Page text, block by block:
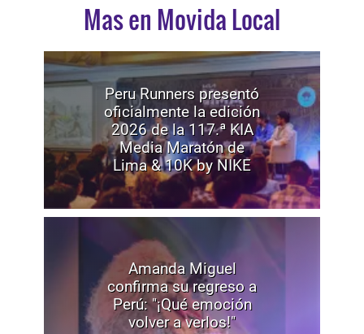
Mas en Movida Local
Peru Runners presentó
oficialmente la edición
2026 de la 117.ª KIA
Media Maratón de
Lima & 10K by NIKE
Amanda Miguel
confirma su regreso a
Perú: "¡Qué emoción
volver a verlos!"